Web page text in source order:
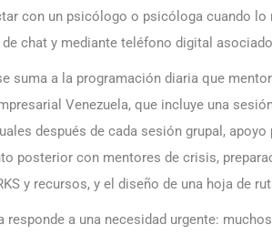
con un psicólogo o psicóloga cuando
chat y mediante teléfono digital
suma a la programación diaria que
Venezuela, que incluye una
después de cada sesión grupal,
posterior con mentores de crisis,
y recursos, y el diseño de una hoja de
responde a una necesidad urgente: